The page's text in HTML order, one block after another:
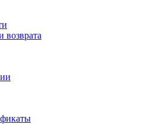
возврата